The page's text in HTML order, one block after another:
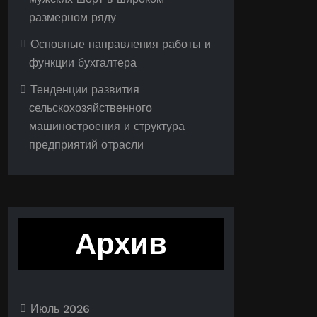
размерном ряду
Основные направления работы и
функции бухгалтера
Тенденции развития
сельскохозяйственного
машиностроения и структура
предприятий отрасли
Архив
Июль 2026